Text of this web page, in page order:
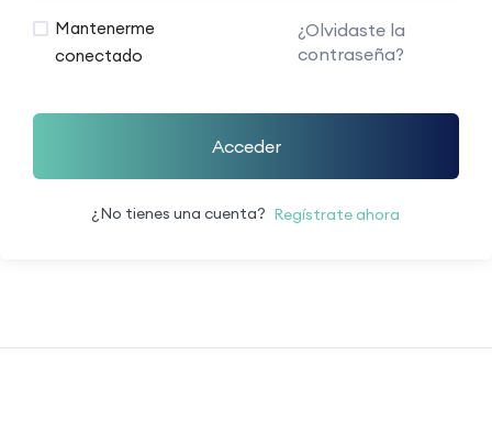
Mantenerme
conectado
¿Olvidaste la
contraseña?
Acceder
¿No tienes una cuenta? Regístrate ahora